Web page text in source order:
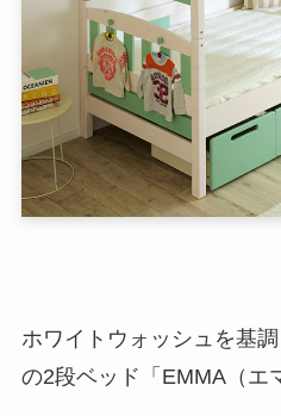
ホワイトウォッシュを基
の2段ベッド「EMMA（エ